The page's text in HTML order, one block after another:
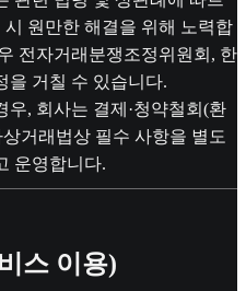
원만한 해결을 위해 노력합
전자거래분쟁조정위원회, 한
을 거칠 수 있습니다.
우, 회사는 결제·청약철회(환
거래법상 필수 사항을 별도
운영합니다.
스 이용)